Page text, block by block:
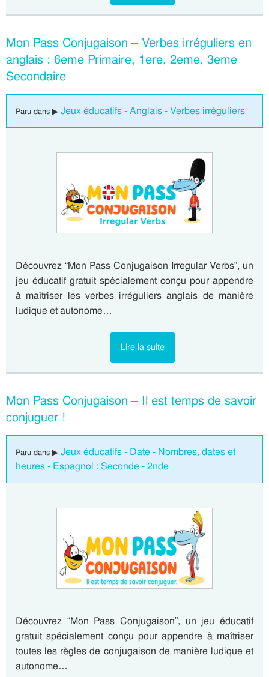
Mon Pass Conjugaison – Verbes irréguliers en
anglais : 6eme Primaire, 1ere, 2eme, 3eme
Secondaire
Paru dans ▶ Jeux éducatifs - Anglais - Verbes irréguliers
Découvrez “Mon Pass Conjugaison Irregular Verbs”, un
jeu éducatif gratuit spécialement conçu pour appendre
à maîtriser les verbes irréguliers anglais de manière
ludique et autonome…
Lire la suite
Mon Pass Conjugaison – Il est temps de savoir
conjuguer !
Paru dans ▶ Jeux éducatifs - Date - Nombres, dates et
heures - Espagnol : Seconde - 2nde
Découvrez “Mon Pass Conjugaison”, un jeu éducatif
gratuit spécialement conçu pour appendre à maîtriser
toutes les règles de conjugaison de manière ludique et
autonome…